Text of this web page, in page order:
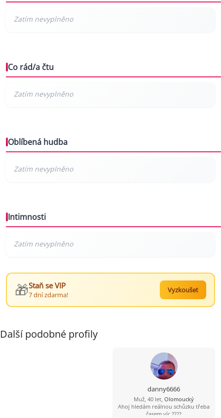
Co rád/a čtu
Oblíbená hudba
Intimnosti
🎁Staň se VIP
7 dní zdarma!
Vyzkoušet
Další podobné profily
danny6666
Muž, 40 let, Olomoucký
Ahoj hledám reálnou schůzku třeba
časem víc ????